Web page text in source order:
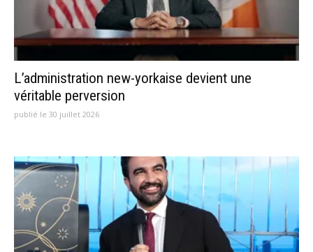
L’administration new-yorkaise devient une
véritable perversion
publié le 30 juillet 2026